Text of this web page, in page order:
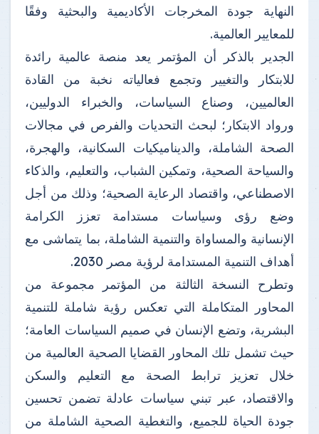
النهاية جودة المخرجات الأكاديمية والبحثية وفقًا
للمعايير العالمية.
الجدير بالذكر أن المؤتمر يعد منصة عالمية رائدة
للابتكار والتغيير وتجمع فعالياته نخبة من القادة
العالميين، وصناع السياسات، والخبراء الدوليين،
ورواد الابتكار؛ لبحث التحديات والفرص في مجالات
الصحة الشاملة، والديناميكيات السكانية، والهجرة،
والسياحة الصحية، وتمكين الشباب، والتعليم، والذكاء
الاصطناعي، واقتصاد الرعاية الصحية؛ وذلك من أجل
وضع رؤى وسياسات مستدامة تعزز الكرامة
الإنسانية والمساواة والتنمية الشاملة، بما يتماشى مع
أهداف التنمية المستدامة لرؤية مصر 2030.
وتطرح النسخة الثالثة من المؤتمر مجموعة من
المحاور المتكاملة التي تعكس رؤية شاملة للتنمية
البشرية، وتضع الإنسان في صميم السياسات العامة؛
حيث تشمل تلك المحاور القضايا الصحية العالمية من
خلال تعزيز ترابط الصحة مع التعليم والسكن
والاقتصاد، عبر تبني سياسات عادلة تضمن تحسين
جودة الحياة للجميع، والتغطية الصحية الشاملة من